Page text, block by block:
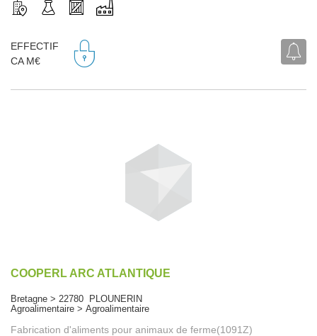
EFFECTIF
CA M€
COOPERL ARC ATLANTIQUE
Bretagne > 22780 PLOUNERIN
Agroalimentaire > Agroalimentaire
Fabrication d'aliments pour animaux de ferme(1091Z)